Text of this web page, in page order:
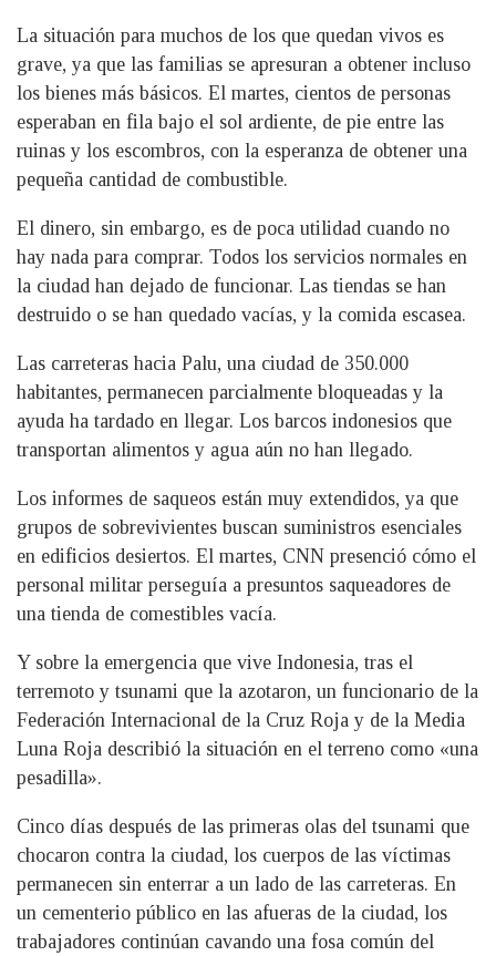
La situación para muchos de los que quedan vivos es
grave, ya que las familias se apresuran a obtener incluso
los bienes más básicos. El martes, cientos de personas
esperaban en fila bajo el sol ardiente, de pie entre las
ruinas y los escombros, con la esperanza de obtener una
pequeña cantidad de combustible.
El dinero, sin embargo, es de poca utilidad cuando no
hay nada para comprar. Todos los servicios normales en
la ciudad han dejado de funcionar. Las tiendas se han
destruido o se han quedado vacías, y la comida escasea.
Las carreteras hacia Palu, una ciudad de 350.000
habitantes, permanecen parcialmente bloqueadas y la
ayuda ha tardado en llegar. Los barcos indonesios que
transportan alimentos y agua aún no han llegado.
Los informes de saqueos están muy extendidos, ya que
grupos de sobrevivientes buscan suministros esenciales
en edificios desiertos. El martes, CNN presenció cómo el
personal militar perseguía a presuntos saqueadores de
una tienda de comestibles vacía.
Y sobre la emergencia que vive Indonesia, tras el
terremoto y tsunami que la azotaron, un funcionario de la
Federación Internacional de la Cruz Roja y de la Media
Luna Roja describió la situación en el terreno como «una
pesadilla».
Cinco días después de las primeras olas del tsunami que
chocaron contra la ciudad, los cuerpos de las víctimas
permanecen sin enterrar a un lado de las carreteras. En
un cementerio público en las afueras de la ciudad, los
trabajadores continúan cavando una fosa común del